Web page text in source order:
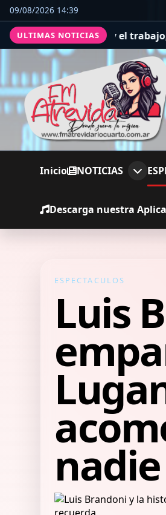
09/08/2026 14:39
ULTIMAS NOTICIAS
y el trabajo, y también a
Inicio NOTICIAS
Descarga nuestra
ESPECTACULOS
Luis